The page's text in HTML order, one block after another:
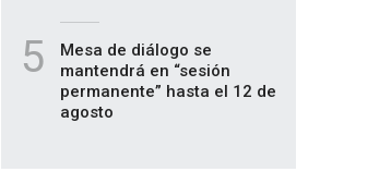
5
Mesa de diálogo se
mantendrá en “sesión
permanente” hasta el 12 de
agosto